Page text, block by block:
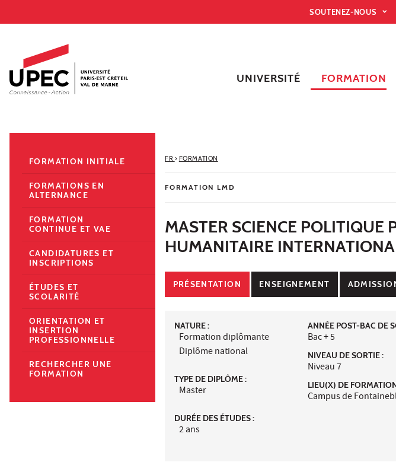
Accès directs
Recherche
Navigation secondaire
SOUTENEZ-NOUS
UNIVERSITÉ FORMATION
FR › FORMATION
FORMATION LMD
MASTER SCIENCE POLITIQUE
HUMANITAIRE
PRÉSENTATION ENSEIGNEMENT
NATURE :
Formation diplômante
Diplôme national
TYPE DE DIPLÔME :
Master
DURÉE DES ÉTUDES :
2 ans
ANNÉE POST-BAC DE
Bac + 5
NIVEAU DE SORTIE :
Niveau 7
LIEU(X) DE
Campus de
FORMATION INITIALE
FORMATIONS EN
ALTERNANCE
FORMATION
CONTINUE ET VAE
CANDIDATURES ET
INSCRIPTIONS
ÉTUDES ET
SCOLARITÉ
ORIENTATION ET
INSERTION
PROFESSIONNELLE
RECHERCHER UNE
FORMATION